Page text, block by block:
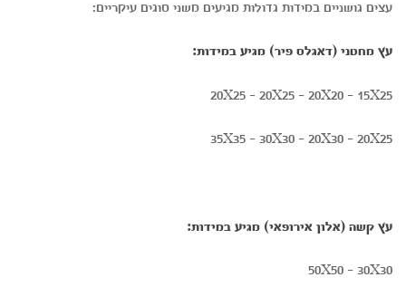
עצים גושניים במידות גדולות מגיעים משני סוגים עיקריים:
עץ מחטני (דאגלס פיר) מגיע במידות:
20X25 - 20X25 - 20X20 - 15X25
35X35 - 30X30 - 20X30 - 20X25
עץ קשה (אלון אירופאי) מגיע במידות:
50X50 - 30X30